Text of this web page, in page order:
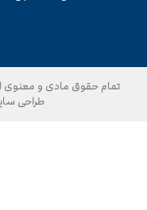
تمام حقوق مادی و معنوی
طراحی